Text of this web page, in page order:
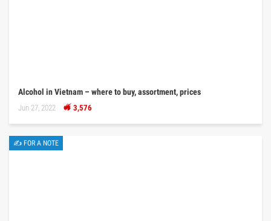
Alcohol in Vietnam – where to buy, assortment, prices
Jun 27, 2022 3,576
✍ FOR A NOTE